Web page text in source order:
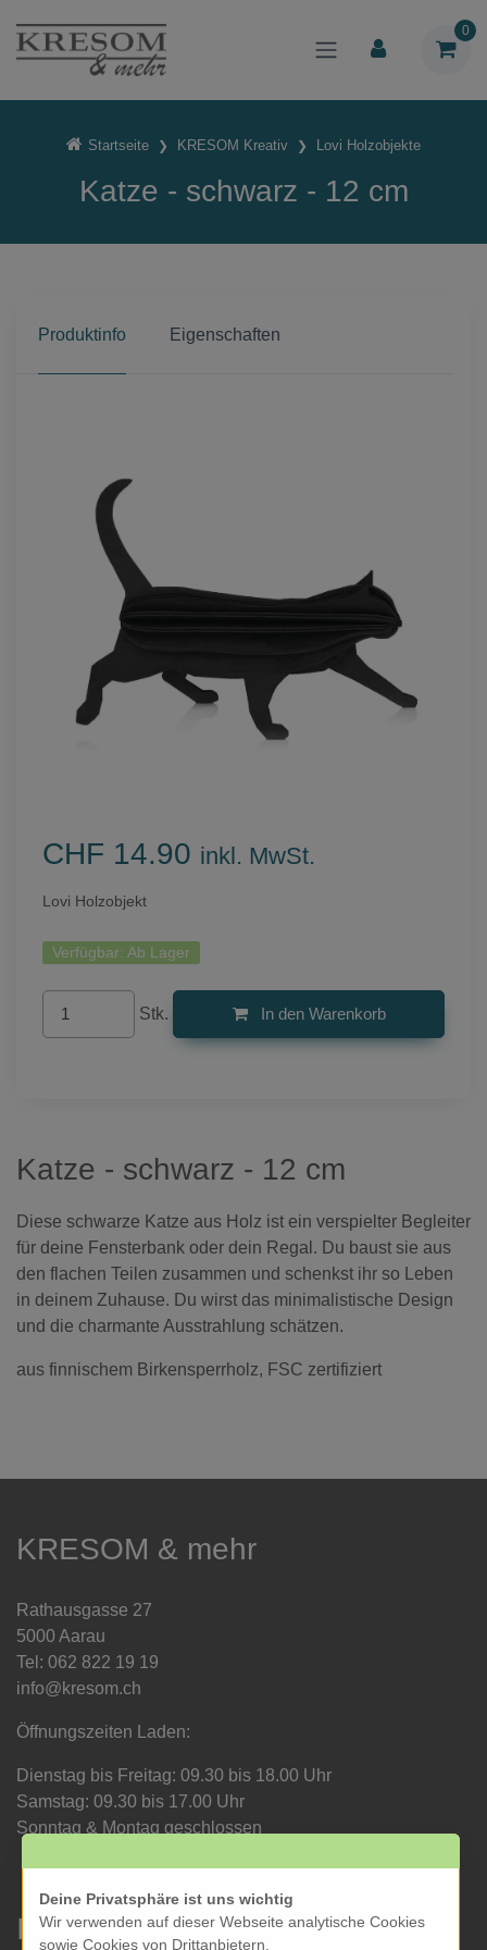
0
Startseite KRESOM Kreativ Lovi Holzobjekte
Katze - schwarz - 12 cm
Produktinfo Eigenschaften
CHF 14.90 inkl. MwSt.
Lovi Holzobjekt
Verfügbar: Ab Lager
Stk. In den Warenkorb
Katze - schwarz - 12 cm
Diese schwarze Katze aus Holz ist ein verspielter Begleiter
für deine Fensterbank oder dein Regal. Du baust sie aus
den flachen Teilen zusammen und schenkst ihr so Leben
in deinem Zuhause. Du wirst das minimalistische Design
und die charmante Ausstrahlung schätzen.
aus finnischem Birkensperrholz, FSC zertifiziert
KRESOM & mehr
Rathausgasse 27
5000 Aarau
Tel: 062 822 19 19
info@kresom.ch
Öffnungszeiten Laden:
Dienstag bis Freitag: 09.30 bis 18.00 Uhr
Samstag: 09.30 bis 17.00 Uhr
Sonntag & Montag geschlossen
Informationen
Deine Privatsphäre ist uns wichtig
Wir verwenden auf dieser Webseite analytische Cookies
sowie Cookies von Drittanbietern.